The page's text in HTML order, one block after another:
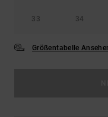
33 34
Größentabelle